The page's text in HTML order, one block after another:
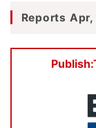
Reports